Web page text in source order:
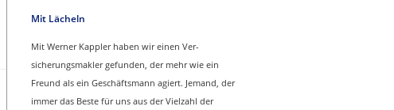
Mit Lächeln
Mit Werner Kappler haben wir einen Ver­
sicherungs­makler gefunden, der mehr wie ein
Freund als ein Geschäftsmann agiert. Jemand, der
immer das Beste für uns aus der Vielzahl der